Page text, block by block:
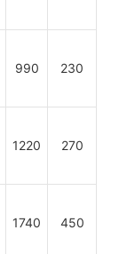
990 230
1220 270
1740 450